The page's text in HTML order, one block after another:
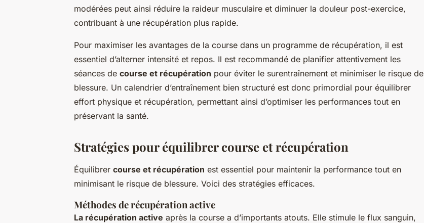
modérées peut ainsi réduire la raideur musculaire et diminuer la douleur post-exercice,
contribuant à une récupération plus rapide.
Pour maximiser les avantages de la course dans un programme de récupération, il est
essentiel d’alterner intensité et repos. Il est recommandé de planifier attentivement les
séances de course et récupération pour éviter le surentraînement et minimiser le risque de
blessure. Un calendrier d’entraînement bien structuré est donc primordial pour équilibrer
effort physique et récupération, permettant ainsi d’optimiser les performances tout en
préservant la santé.
Stratégies pour équilibrer course et récupération
Équilibrer course et récupération est essentiel pour maintenir la performance tout en
minimisant le risque de blessure. Voici des stratégies efficaces.
Méthodes de récupération active
La récupération active après la course a d’importants atouts. Elle stimule le flux sanguin,